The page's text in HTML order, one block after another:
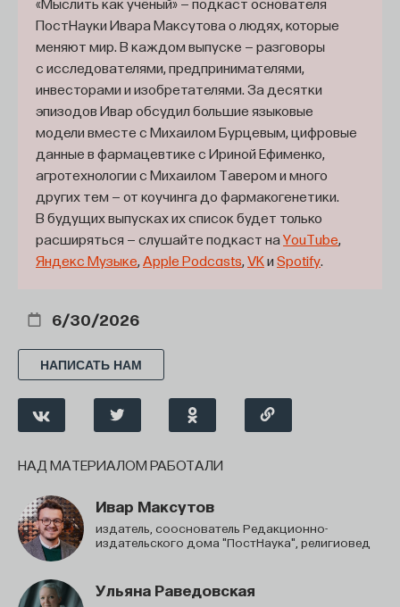
ПостНауки Ивара Максутова о людях, которые
меняют мир. В каждом выпуске — разговоры
с исследователями, предпринимателями,
инвесторами и изобретателями. За десятки
эпизодов Ивар обсудил большие языковые
модели вместе с Михаилом Бурцевым, цифровые
данные в фармацевтике с Ириной Ефименко,
агротехнологии с Михаилом Тавером и много
других тем — от коучинга до фармакогенетики.
В будущих выпусках их список будет только
расширяться — слушайте подкаст на YouTube,
Яндекс Музыке, Apple Podcasts, VKи Spotify.
6/30/2026
НАПИСАТЬ НАМ
НАД МАТЕРИАЛОМ РАБОТАЛИ
Ивар Максутов
издатель, сооснователь Редакционно-
издательского дома "ПостНаука", религиовед
Ульяна Раведовская